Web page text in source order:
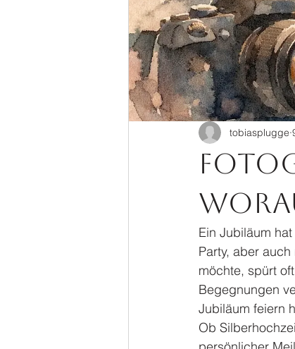
tobiasplugge
Ein Jubiläum
Party, aber
möchte, spürt
Begegnungen
Jubiläum feiern
Ob